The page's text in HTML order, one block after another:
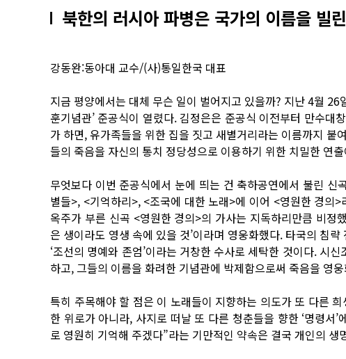
북한의 러시아 파병은 국가의 이름을 빌
강동완:동아대 교수/(사)통일한국 대표
지금 평양에서는 대체 무슨 일이 벌어지고 있을까? 지난 4월
훈기념관’ 준공식이 열렸다. 김정은은 준공식 이전부터 만수대
가 하면, 유가족들을 위한 집을 짓고 새별거리라는 이름까지
들의 죽음을 자신의 통치 정당성으로 이용하기 위한 치밀한 연
무엇보다 이번 준공식에서 눈에 띄는 건 축하공연에서 불린
별들>, <기억하리>, <조국에 대한 노래>에 이어 <영원한 경의
옥주가 부른 신곡 <영원한 경의>의 가사는 지독하리만큼 비정
은 생이라도 영생 속에 있을 것’이라며 영웅화했다. 타국의 침
‘조선의 명예와 존엄’이라는 거창한 수사로 세탁한 것이다. 시
하고, 그들의 이름을 화려한 기념관에 박제함으로써 죽음을 영
특히 주목해야 할 점은 이 노래들이 지향하는 의도가 또 다른
한 위로가 아니라, 사지로 떠날 또 다른 청춘들을 향한 ‘명령서
로 영원히 기억해 주겠다”라는 기만적인 약속은 결국 개인의